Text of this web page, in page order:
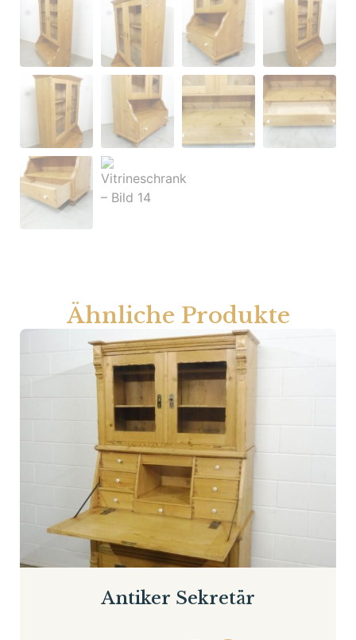
Ähnliche Produkte
Antiker Sekretär